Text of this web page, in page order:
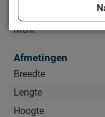
Merk
Afmetingen
Breedte
Lengte
Hoogte